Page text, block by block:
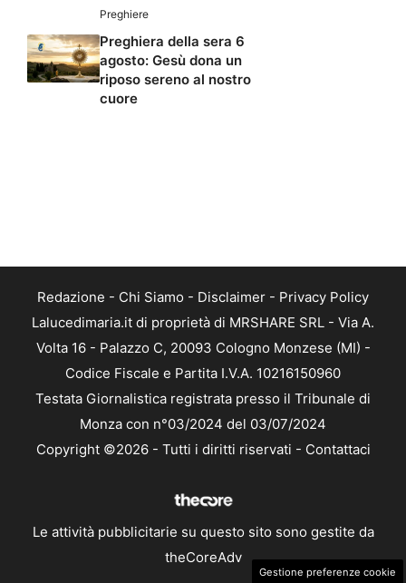
Preghiere
Preghiera della sera 6
agosto: Gesù dona un
riposo sereno al nostro
cuore
Redazione - Chi Siamo - Disclaimer - Privacy Policy
Lalucedimaria.it di proprietà di MRSHARE SRL - Via A.
Volta 16 - Palazzo C, 20093 Cologno Monzese (MI) -
Codice Fiscale e Partita I.V.A. 10216150960
Testata Giornalistica registrata presso il Tribunale di
Monza con n°03/2024 del 03/07/2024
Copyright ©2026 - Tutti i diritti riservati - Contattaci
Le attività pubblicitarie su questo sito sono gestite da
theCoreAdv
Gestione preferenze cookie